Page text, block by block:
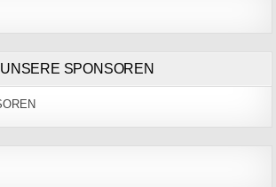
UNSERE SPONSOREN